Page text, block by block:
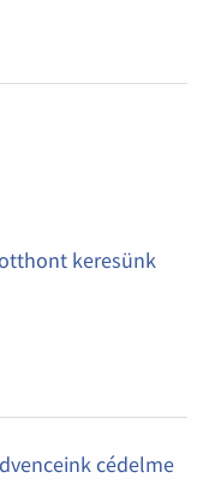
keresünk
cédelme